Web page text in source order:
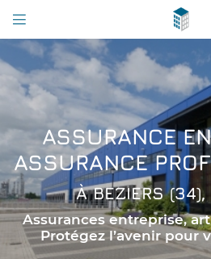

54 Avenue de Pierre Verdier
34500 Béziers
04 67 39 77 06
 Adresse email de réception
ASSURANCE
ASSURANCE
À BEZIERS (34),
Assurances entreprise,
Protégez l’avenir pour